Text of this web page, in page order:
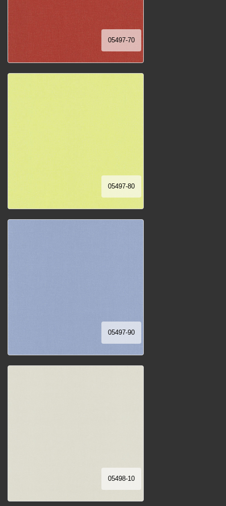
05497-70
05497-80
05497-90
05498-10